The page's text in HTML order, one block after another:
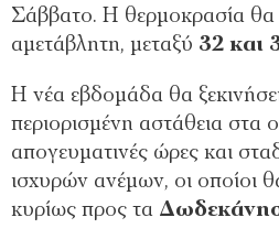
Σάββατο. Η θερμοκρασία θα
αμετάβλητη, μεταξύ 32 και
Η νέα εβδομάδα θα
περιορισμένη αστάθεια στα
απογευματινές ώρες και
ισχυρών ανέμων, οι οποίοι
κυρίως προς τα